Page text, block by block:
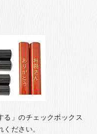
る」のチェックボックス
ださい。